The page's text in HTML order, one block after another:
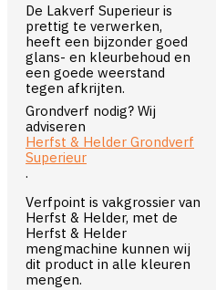
De Lakverf Superieur is
prettig te verwerken,
heeft een bijzonder goed
glans- en kleurbehoud en
een goede weerstand
tegen afkrijten.
Grondverf nodig? Wij
adviseren
Herfst & Helder Grondverf
Superieur
.
Verfpoint is vakgrossier van
Herfst & Helder, met de
Herfst & Helder
mengmachine kunnen wij
dit product in alle kleuren
mengen.